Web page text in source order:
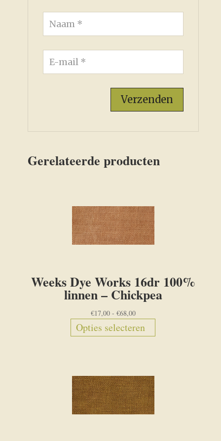
Gerelateerde producten
Weeks Dye Works 16dr 100%
linnen – Chickpea
€17,00 - €68,00Prijsklasse:
tot
Opties selecteren
product